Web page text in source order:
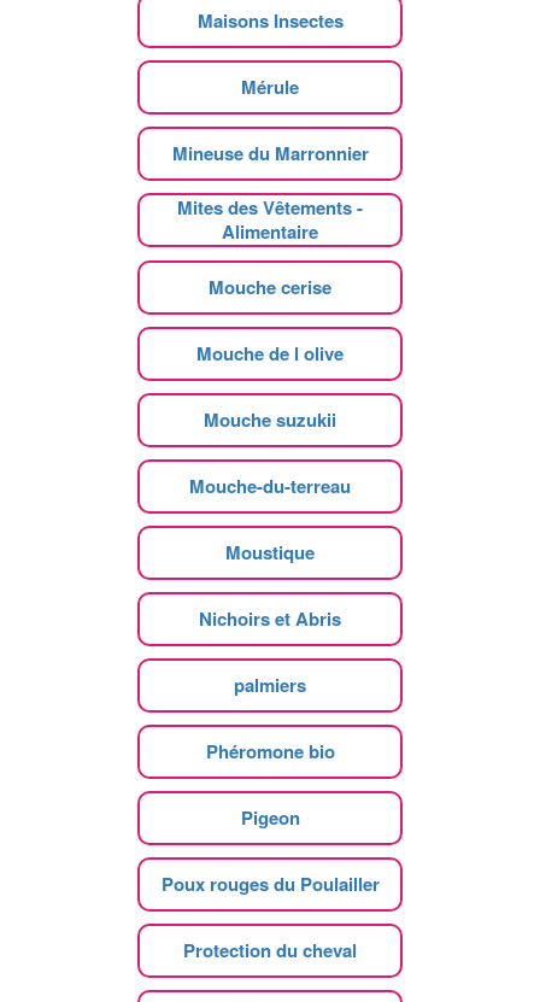
Maisons Insectes
Mérule
Mineuse du Marronnier
Mites des Vêtements -
Alimentaire
Mouche cerise
Mouche de l olive
Mouche suzukii
Mouche-du-terreau
Moustique
Nichoirs et Abris
palmiers
Phéromone bio
Pigeon
Poux rouges du Poulailler
Protection du cheval